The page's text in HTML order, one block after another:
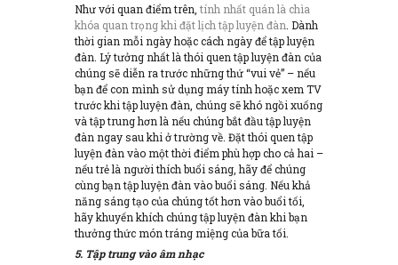
Như với quan điểm trên, tính nhất quán là chìa
khóa quan trọng khi đặt lịch tập luyện đàn . Dành
thời gian mỗi ngày hoặc cách ngày để tập luyện
đàn. Lý tưởng nhất là thói quen tập luyện đàn của
chúng sẽ diễn ra trước những thứ “vui vẻ” – nếu
bạn để con mình sử dụng máy tính hoặc xem TV
trước khi tập luyện đàn, chúng sẽ khó ngồi xuống
và tập trung hơn là nếu chúng bắt đầu tập luyện
đàn ngay sau khi ở trường về. Đặt thói quen tập
luyện đàn vào một thời điểm phù hợp cho cả hai –
nếu trẻ là người thích buổi sáng, hãy để chúng
cùng bạn tập luyện đàn vào buổi sáng. Nếu khả
năng sáng tạo của chúng tốt hơn vào buổi tối,
hãy khuyến khích chúng tập luyện đàn khi bạn
thưởng thức món tráng miệng của bữa tối.
5. Tập trung vào âm nhạc